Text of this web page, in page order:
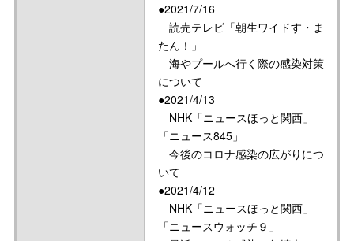
●2021/7/16
読売テレビ「朝生ワイドす・ま
たん！」
海やプールへ行く際の感染対策
について
●2021/4/13
NHK「ニュースほっと関西」
「ニュース845」
今後のコロナ感染の広がりにつ
いて
●2021/4/12
NHK「ニュースほっと関西」
「ニュースウォッチ９」